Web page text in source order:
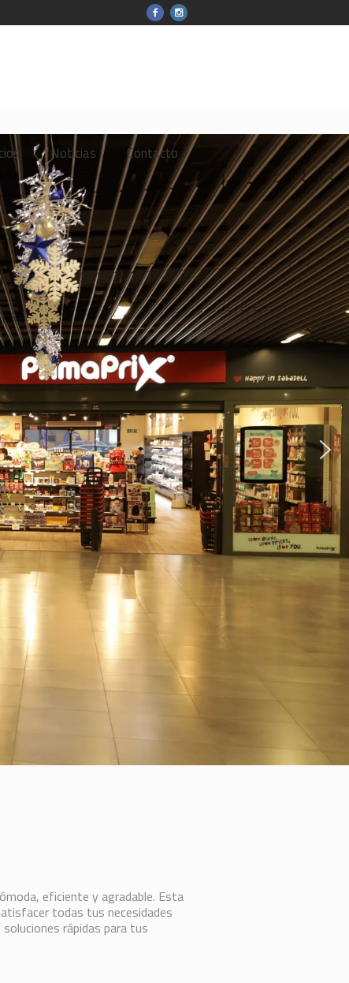
Noticias Contacto
eficiente y agradable. Esta
todas tus necesidades
rápidas para tus